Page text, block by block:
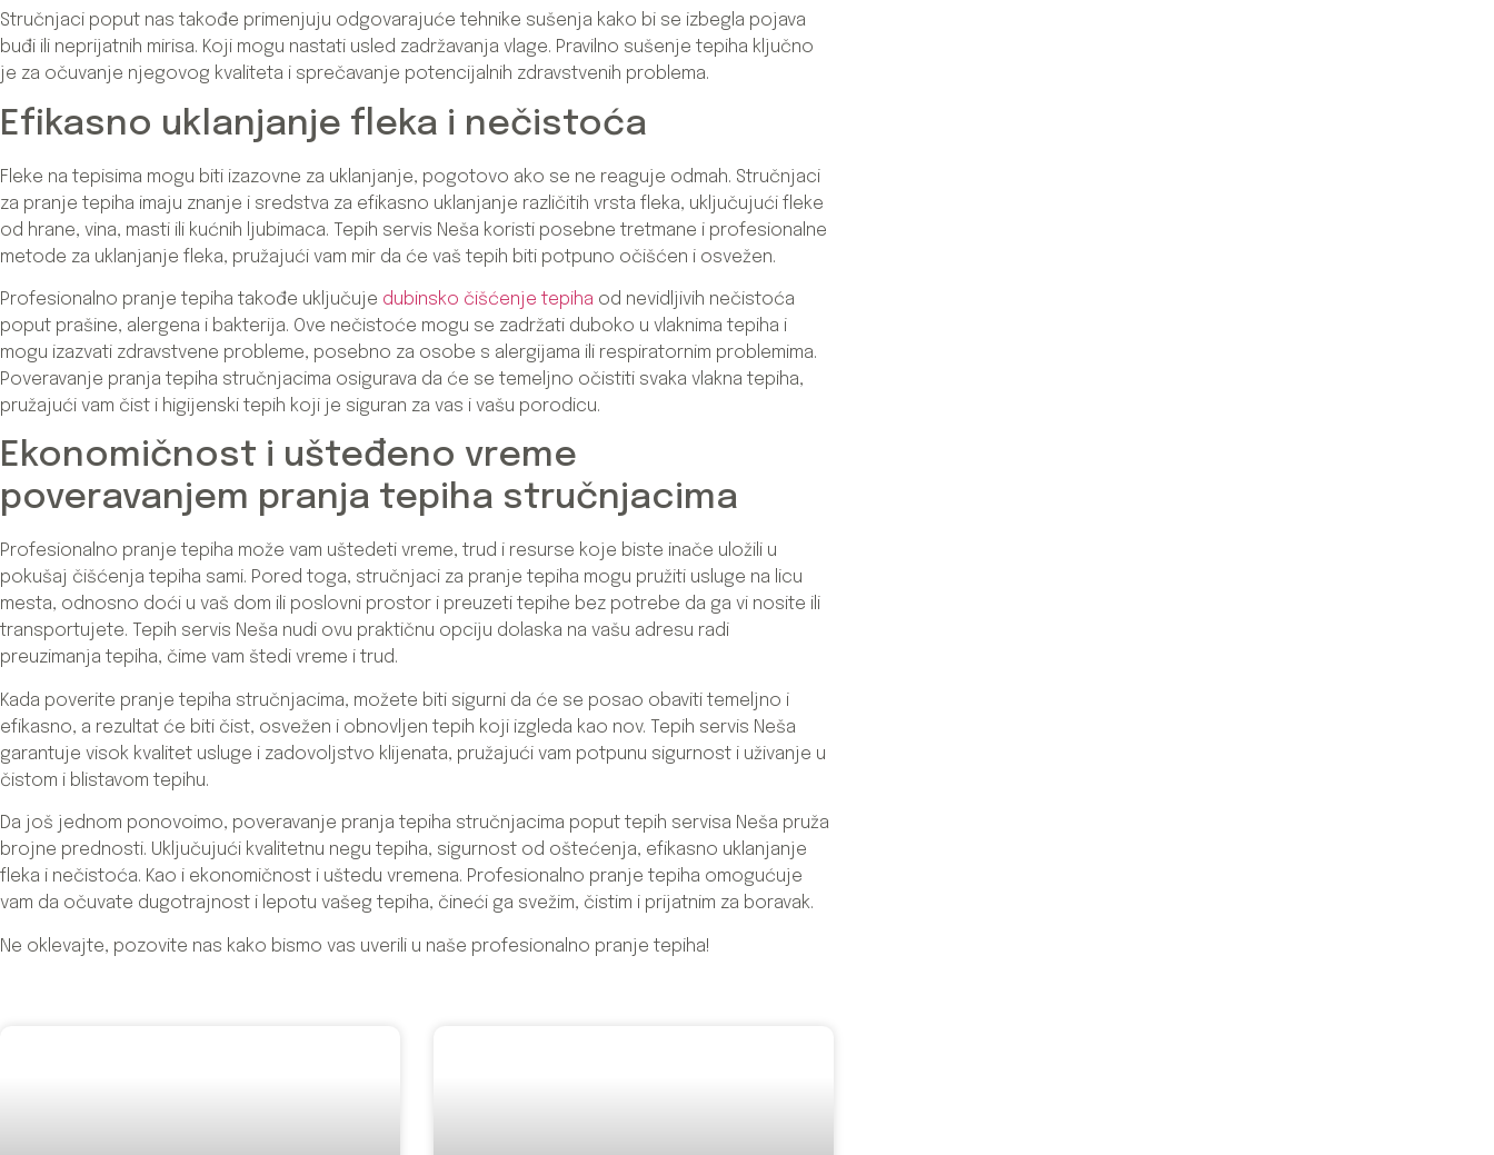
Stručnjaci poput nas takođe primenjuju odgovarajuće tehnike sušenja kako bi se izbegla pojava
buđi ili neprijatnih mirisa. Koji mogu nastati usled zadržavanja vlage. Pravilno sušenje tepiha ključno
je za očuvanje njegovog kvaliteta i sprečavanje potencijalnih zdravstvenih problema.
Efikasno uklanjanje fleka i nečistoća
Fleke na tepisima mogu biti izazovne za uklanjanje, pogotovo ako se ne reaguje odmah. Stručnjaci
za pranje tepiha imaju znanje i sredstva za efikasno uklanjanje različitih vrsta fleka, uključujući fleke
od hrane, vina, masti ili kućnih ljubimaca. Tepih servis Neša koristi posebne tretmane i profesionalne
metode za uklanjanje fleka, pružajući vam mir da će vaš tepih biti potpuno očišćen i osvežen.
Profesionalno pranje tepiha takođe uključuje dubinsko čišćenje tepiha od nevidljivih nečistoća
poput prašine, alergena i bakterija. Ove nečistoće mogu se zadržati duboko u vlaknima tepiha i
mogu izazvati zdravstvene probleme, posebno za osobe s alergijama ili respiratornim problemima.
Poveravanje pranja tepiha stručnjacima osigurava da će se temeljno očistiti svaka vlakna tepiha,
pružajući vam čist i higijenski tepih koji je siguran za vas i vašu porodicu.
Ekonomičnost i ušteđeno vreme
poveravanjem pranja tepiha stručnjacima
Profesionalno pranje tepiha može vam uštedeti vreme, trud i resurse koje biste inače uložili u
pokušaj čišćenja tepiha sami. Pored toga, stručnjaci za pranje tepiha mogu pružiti usluge na licu
mesta, odnosno doći u vaš dom ili poslovni prostor i preuzeti tepihe bez potrebe da ga vi nosite ili
transportujete. Tepih servis Neša nudi ovu praktičnu opciju dolaska na vašu adresu radi
preuzimanja tepiha, čime vam štedi vreme i trud.
Kada poverite pranje tepiha stručnjacima, možete biti sigurni da će se posao obaviti temeljno i
efikasno, a rezultat će biti čist, osvežen i obnovljen tepih koji izgleda kao nov. Tepih servis Neša
garantuje visok kvalitet usluge i zadovoljstvo klijenata, pružajući vam potpunu sigurnost i uživanje u
čistom i blistavom tepihu.
Da još jednom ponovoimo, poveravanje pranja tepiha stručnjacima poput tepih servisa Neša pruža
brojne prednosti. Uključujući kvalitetnu negu tepiha, sigurnost od oštećenja, efikasno uklanjanje
fleka i nečistoća. Kao i ekonomičnost i uštedu vremena. Profesionalno pranje tepiha omogućuje
vam da očuvate dugotrajnost i lepotu vašeg tepiha, čineći ga svežim, čistim i prijatnim za boravak.
Ne oklevajte, pozovite nas kako bismo vas uverili u naše profesionalno pranje tepiha!